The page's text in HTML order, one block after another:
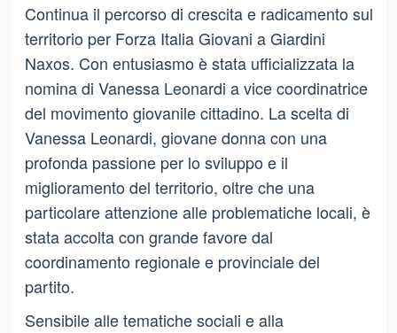
Continua il percorso di crescita e radicamento sul
territorio per Forza Italia Giovani a Giardini
Naxos. Con entusiasmo è stata ufficializzata la
nomina di Vanessa Leonardi a vice coordinatrice
del movimento giovanile cittadino. La scelta di
Vanessa Leonardi, giovane donna con una
profonda passione per lo sviluppo e il
miglioramento del territorio, oltre che una
particolare attenzione alle problematiche locali, è
stata accolta con grande favore dal
coordinamento regionale e provinciale del
partito.
Sensibile alle tematiche sociali e alla